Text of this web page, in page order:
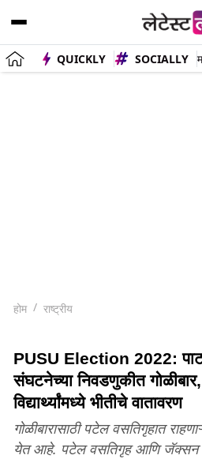
QUICKLY SOCIALLY
होम राष्ट्रीय
PUSU Election 2022: पाटणा
संघटनेच्या निवडणुकीत गोळीबार,
विद्यार्थ्यांमध्ये भीतीचे वातावरण
गोळीबारासाठी पटेल वसतिगृहात
येत आहे. पटेल वसतिगृह आणि जॅक्सन